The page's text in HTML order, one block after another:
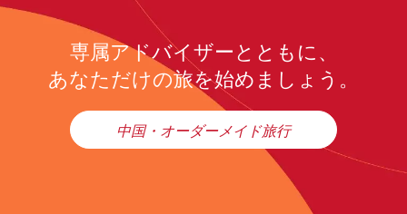
専属アドバイザーとともに、
あなただけの旅を始めましょう。
中国・オーダーメイド旅行